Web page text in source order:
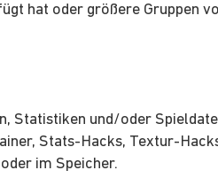
hat oder größere Gruppen
Statistiken und/oder
Stats-Hacks, Textur-
im Speicher.